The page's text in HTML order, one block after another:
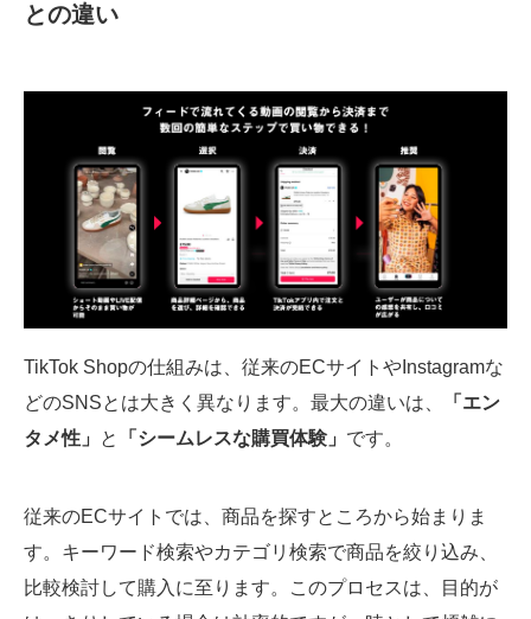
との違い
TikTok Shopの仕組みは、従来のECサイトやInstagramな
どのSNSとは大きく異なります。最大の違いは、
「エン
タメ性」
と 「シームレスな購買体験」 です。
従来のECサイトでは、商品を探すところから始まりま
す。キーワード検索やカテゴリ検索で商品を絞り込み、
比較検討して購入に至ります。このプロセスは、目的が